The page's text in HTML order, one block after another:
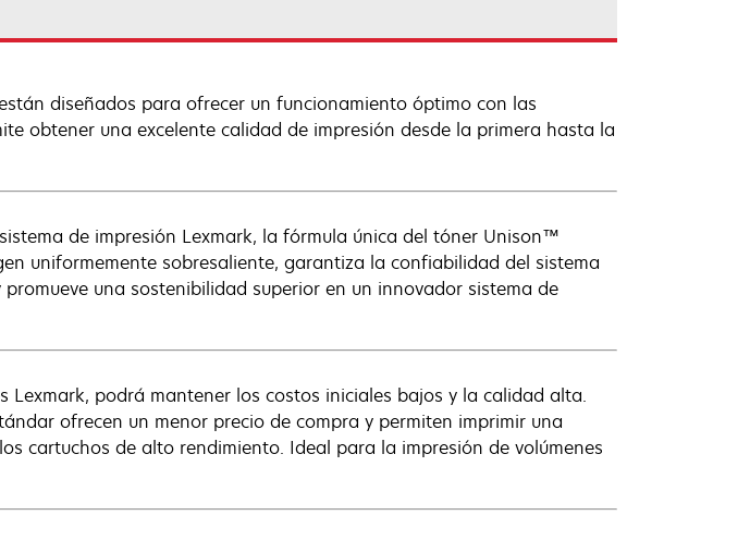
diseñados para ofrecer un funcionamiento óptimo con las
obtener una excelente calidad de impresión desde la primera hasta la
de impresión Lexmark, la fórmula única del tóner Unison™
uniformemente sobresaliente, garantiza la confiabilidad del sistema
una sostenibilidad superior en un innovador sistema de
Lexmark, podrá mantener los costos iniciales bajos y la calidad alta.
ofrecen un menor precio de compra y permiten imprimir una
cartuchos de alto rendimiento. Ideal para la impresión de volúmenes